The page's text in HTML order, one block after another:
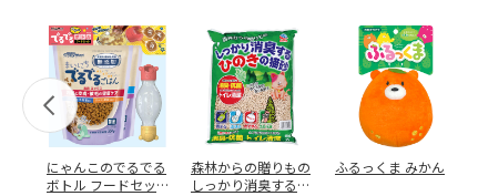
にゃんこのでるでる
ボトル フードセッ
森林からの贈りもの
しっかり消臭するひ
ふるっくま みかん